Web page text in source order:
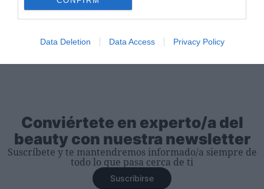
Data Deletion Data Access Privacy Policy
Conviértete en experto/a del
beauty con nuestra newsletter
Suscríbete y te mantendremos informado/a siempre de
todo lo que pasa cerca de ti
Suscribirse